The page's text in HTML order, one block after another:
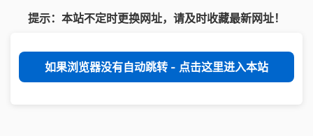
提示：本站不定时更换网址，请及时收藏最新网址！
如果浏览器没有自动跳转 - 点击这里进入本站